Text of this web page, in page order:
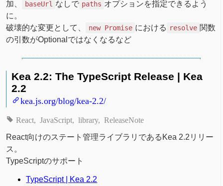
加、
baseUrl なしで paths オプションを指定できるよう
に。
破壊的な変更として、
new Promise における resolve 関数
の引数がOptionalではなくなるなど
Kea 2.2: The TypeScript Release | Kea
2.2
kea.js.org/blog/kea-2.2/
React JavaScript library ReleaseNote
React向けのステート管理ライブラリであるKea 2.2リリー
ス。
TypeScriptのサポート
TypeScript | Kea 2.2